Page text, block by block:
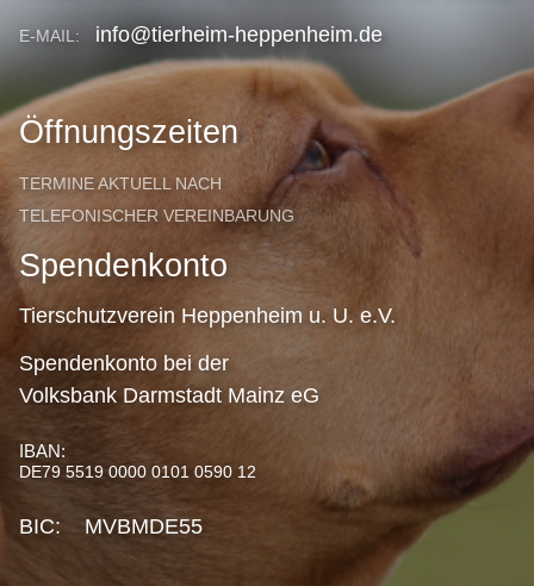
E-MAIL: info@tierheim-heppenheim.de
Öffnungszeiten
TERMINE AKTUELL NACH
TELEFONISCHER VEREINBARUNG
Spendenkonto
Tierschutzverein Heppenheim u. U. e.V.
Spendenkonto bei der
Volksbank Darmstadt Mainz eG
IBAN:
DE79 5519 0000 0101 0590 12
BIC: MVBMDE55